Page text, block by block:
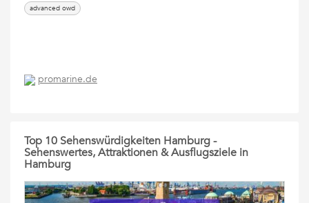
advanced owd
promarine.de
Top 10 Sehenswürdigkeiten Hamburg -
Sehenswertes, Attraktionen & Ausflugsziele in
Hamburg